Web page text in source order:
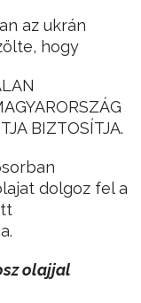
az ukrán
hogy
BIZTOSÍTJA.
dolgoz fel a
olajjal